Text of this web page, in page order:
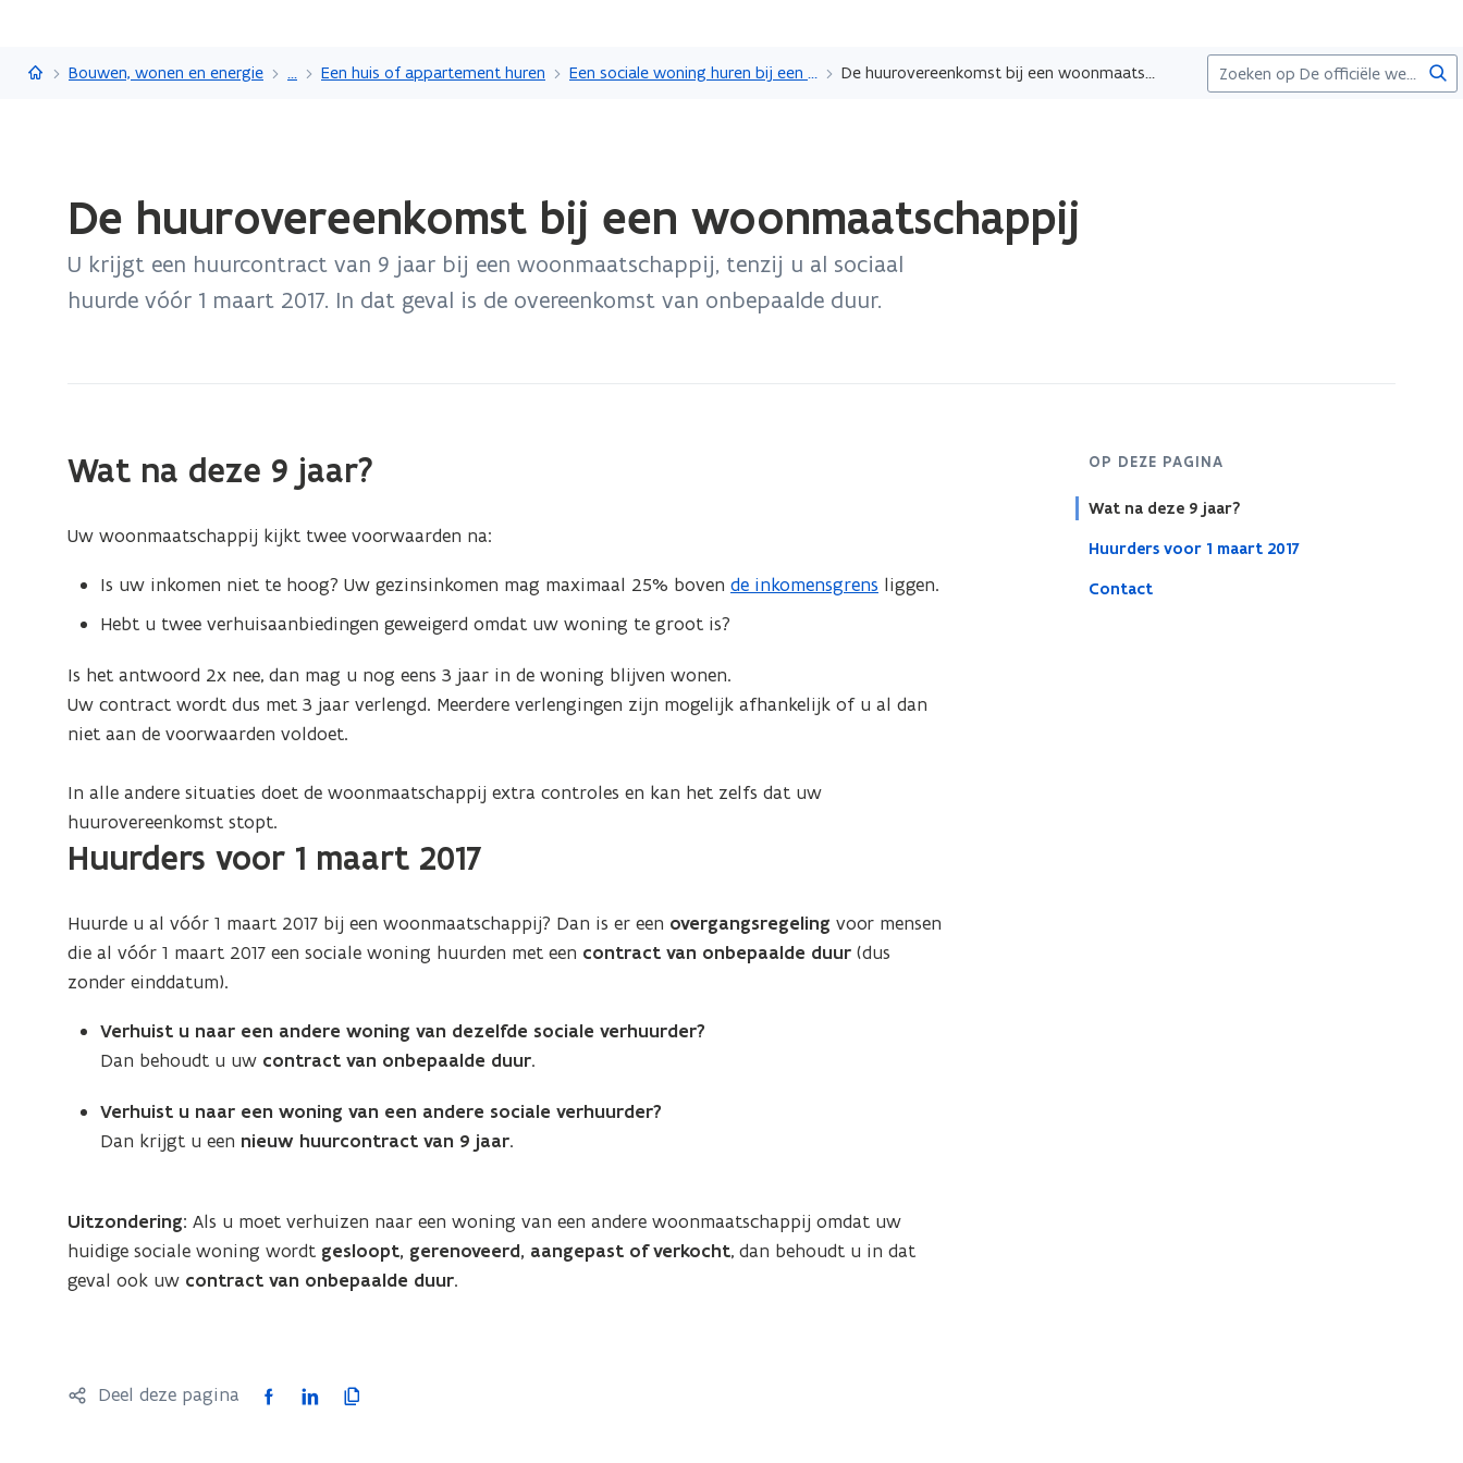
en
Vlaanderen.be
Bouwen, wonen en energie ... Een huis of appartement huren Een sociale woning huren bij een woonmaatschappij De huurovereenkomst bij een woonmaatschappij
laden.
bevindt
De huurovereenkomst bij een woonmaatschappij
U krijgt een huurcontract van 9 jaar bij een woonmaatschappij, tenzij u al sociaal
huurde vóór 1 maart 2017. In dat geval is de overeenkomst van onbepaalde duur.
OP DEZE PAGINA
Wat na deze 9 jaar?
Huurders voor 1 maart 2017
Contact
Wat na deze 9 jaar?
Uw woonmaatschappij kijkt twee voorwaarden na:
Is uw inkomen niet te hoog? Uw gezinsinkomen mag maximaal 25% bovende inkomensgrens liggen.
Hebt u twee verhuisaanbiedingen geweigerd omdat uw woning te groot is?
Is het antwoord 2x nee, dan mag u nog eens 3 jaar in de woning blijven wonen.
Uw contract wordt dus met 3 jaar verlengd. Meerdere verlengingen zijn mogelijk afhankelijk of u al dan
niet aan de voorwaarden voldoet.
In alle andere situaties doet de woonmaatschappij extra controles en kan het zelfs dat uw
huurovereenkomst stopt.
Huurders voor 1 maart 2017
Huurde u al vóór 1 maart 2017 bij een woonmaatschappij? Dan is er een overgangsregeling voor mensen
die al vóór 1 maart 2017 een sociale woning huurden met een contract van onbepaalde duur (dus
zonder einddatum).
Verhuist u naar een andere woning van dezelfde sociale verhuurder?
Dan behoudt u uw contract van onbepaalde duur.
Verhuist u naar een woning van een andere sociale verhuurder?
Dan krijgt u een nieuw huurcontract van 9 jaar.
Uitzondering: Als u moet verhuizen naar een woning van een andere woonmaatschappij omdat uw
huidige sociale woning wordt gesloopt, gerenoveerd, aangepast of verkocht, dan behoudt u in dat
geval ook uw contract van onbepaalde duur.
Deel deze pagina
F
L
K